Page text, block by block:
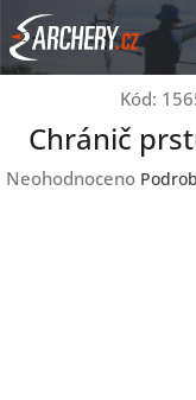
Přejít
na
obsah
Kód:
Chránič
Průměrné
Neohodnoceno